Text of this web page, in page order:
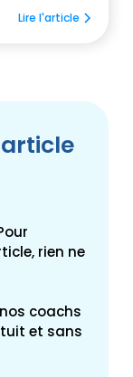
Lire l'article
rien ne
coachs
et sans